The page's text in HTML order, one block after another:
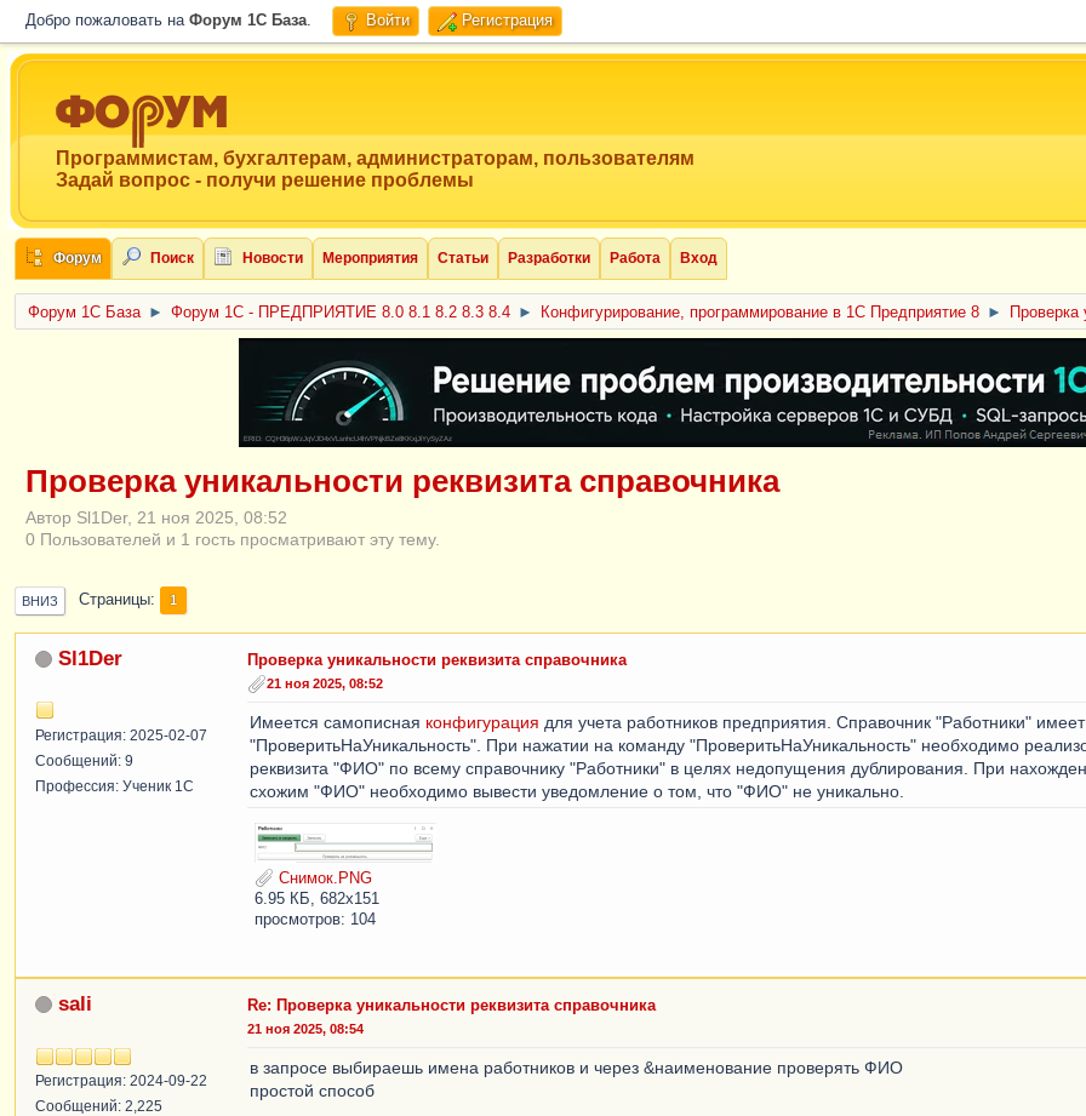
Добро пожаловать на Форум 1C База. Войти Регистрация
Программистам, бухгалтерам, администраторам, пользователям
Задай вопрос - получи решение проблемы
Форум Поиск Новости Мероприятия Статьи Разработки Работа Вход
Форум 1C База ► Форум 1С - ПРЕДПРИЯТИЕ 8.0 8.1 8.2 8.3 8.4 ► Конфигурирование, программирование в 1С Предприятие 8 ►
ERID: CQH36pWzJqVJD4xVLsnhcU4hVPNjkBZe8KKxjJiYySyZAz
Проверка уникальности реквизита справочника
Автор Sl1Der, 21 ноя 2025, 08:52
0 Пользователей и 1 гость просматривают эту тему.
ВНИЗ Страницы 1
Sl1Der
Регистрация: 2025-02-07
Сообщений: 9
Профессия: Ученик 1С
Проверка уникальности реквизита справочника
21 ноя 2025, 08:52
Имеется самописная конфигурация для учета работников предприятия. Справочник "Работники"
"ПроверитьНаУникальность". При нажатии на команду "ПроверитьНаУникальность" необходимо
реквизита "ФИО" по всему справочнику "Работники" в целях недопущения дублирования. При
схожим "ФИО" необходимо вывести уведомление о том, что "ФИО" не уникально.
Снимок.PNG
6.95 КБ, 682x151
просмотров: 104
sali
Регистрация: 2024-09-22
Сообщений: 2,225
Re: Проверка уникальности реквизита справочника
21 ноя 2025, 08:54
в запросе выбираешь имена работников и через &наименование проверять ФИО
простой способ